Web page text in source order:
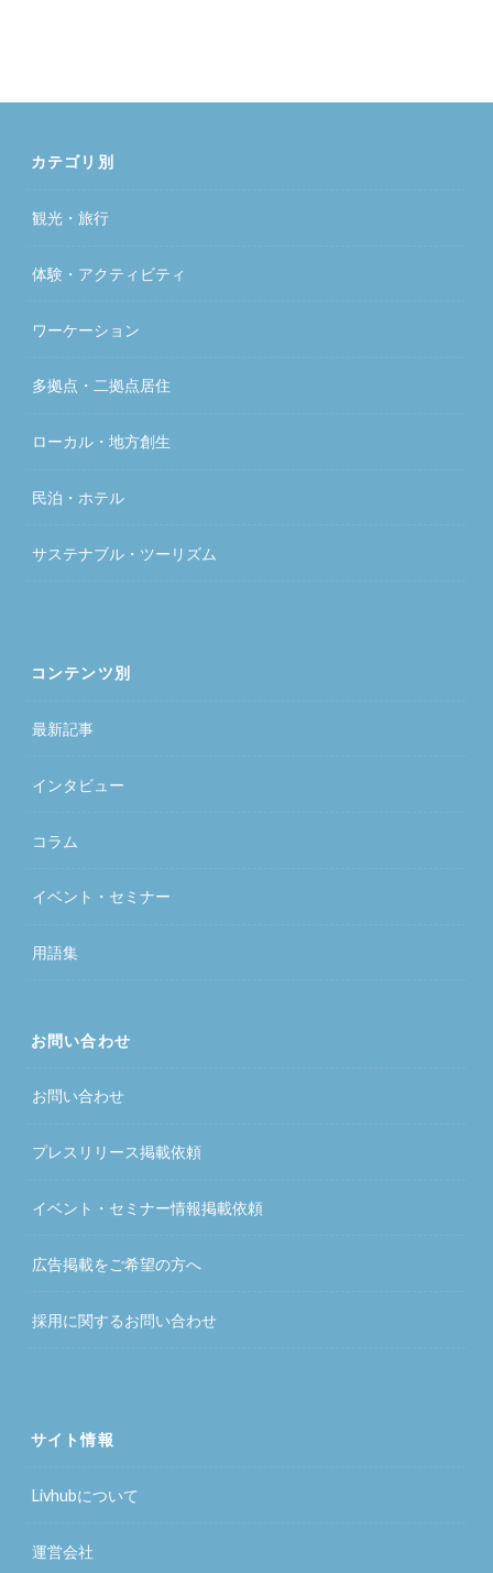
カテゴリ別
観光・旅行
体験・アクティビティ
ワーケーション
多拠点・二拠点居住
ローカル・地方創生
民泊・ホテル
サステナブル・ツーリズム
コンテンツ別
最新記事
インタビュー
コラム
イベント・セミナー
用語集
お問い合わせ
お問い合わせ
プレスリリース掲載依頼
イベント・セミナー情報掲載依頼
広告掲載をご希望の方へ
採用に関するお問い合わせ
サイト情報
Livhubについて
運営会社